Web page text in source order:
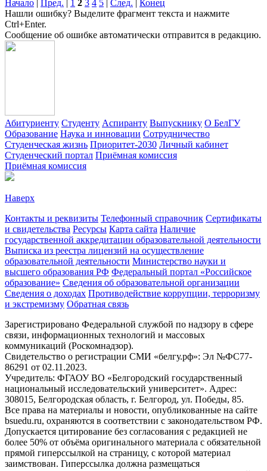
Начало | Пред. | 1 2 3 4 5 | След. | Конец
Нашли ошибку? Выделите фрагмент текста и нажмите
Ctrl+Enter.
Сообщение об ошибке автоматически отправится в редакцию.
Абитуриенту Студенту Аспиранту Выпускнику О БелГУ
Образование Наука и инновации Сотрудничество
Студенческая жизнь Приоритет-2030 Личный кабинет
Студенческий портал Приёмная комиссия
Приёмная комиссия
Наверх
Контакты и реквизиты Телефонный справочник Сертификаты
и свидетельства Ресурсы Карта сайта Наличие
государственной аккредитации образовательной деятельности
Выписка из реестра лицензий на осуществление
образовательной деятельности Министерствo науки и
высшего образования РФ Федеральный портал «Российское
образование» Сведения об образовательной организации
Сведения о доходах Противодействие коррупции, терроризму
и экстремизму Обратная связь
Зарегистрировано Федеральной службой по надзору в сфере
связи, информационных технологий и массовых
коммуникаций (Роскомнадзор).
Свидетельство о регистрации СМИ «белгу.рф»: Эл №ФС77-
86291 от 02.11.2023.
Учредитель: ФГАОУ ВО «Белгородский государственный
национальный исследовательский университет». Адрес:
308015, Белгородская область, г. Белгород, ул. Победы, 85.
Все права на материалы и новости, опубликованные на сайте
bsuedu.ru, охраняются в соответствии с законодательством РФ.
Допускается цитирование без согласования с редакцией не
более 50% от объёма оригинального материала с обязательной
прямой гиперссылкой на страницу, с которой материал
заимствован. Гиперссылка должна размещаться